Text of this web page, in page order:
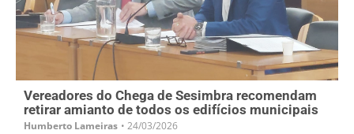
Vereadores do Chega de Sesimbra recomendam
retirar amianto de todos os edifícios municipais
Humberto Lameiras • 24/03/2026